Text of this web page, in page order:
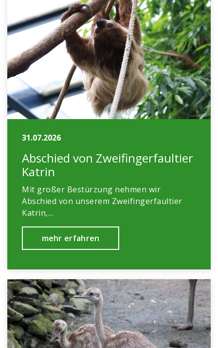
31.07.2026
Abschied von Zweifingerfaultier
Katrin
Mit großer Bestürzung nehmen wir
Abschied von unserem Zweifingerfaultier
Katrin,…
mehr erfahren